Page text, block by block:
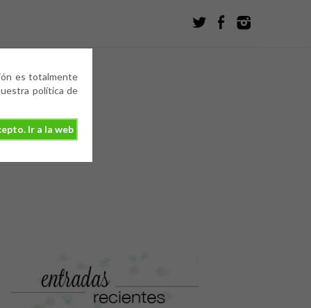
es totalmente
política de
Ir a la web